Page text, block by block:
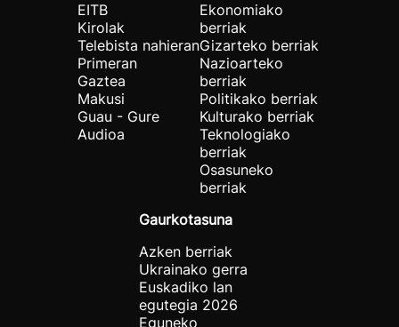
EITB
Kirolak
Telebista nahieran
Primeran
Gaztea
Makusi
Guau - Gure
Audioa
Ekonomiako
berriak
Gizarteko berriak
Nazioarteko
berriak
Politikako berriak
Kulturako berriak
Teknologiako
berriak
Osasuneko
berriak
Gaurkotasuna
Azken berriak
Ukrainako gerra
Euskadiko lan
egutegia 2026
Eguneko